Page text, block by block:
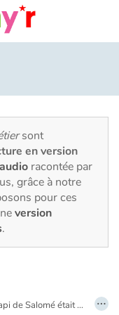
sont
en version
racontée par
grâce à notre
pour ces
version
.
Du temps où il travaillait, le papi de Salomé était chocolatier. Hélas, depuis qu’il a pris sa retraite, il ne veut plus entendre parler de chocolat. Pour sa petite fille, fini les truffes et les mokas ! Impossible de le faire changer d’avis. Le papi est bien décidé à profiter de sa retraite pour prendre du bon temps. Mais la fillette est tout aussi résolue à retrouver son Papi Chocolat, celui des truffes et des mokas. …